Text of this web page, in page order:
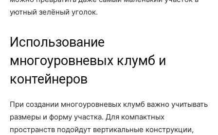
уютный зелёный уголок.
Использование
многоуровневых клумб и
контейнеров
При создании многоуровневых клумб важно учитывать
размеры и форму участка. Для компактных
пространств подойдут вертикальные конструкции,